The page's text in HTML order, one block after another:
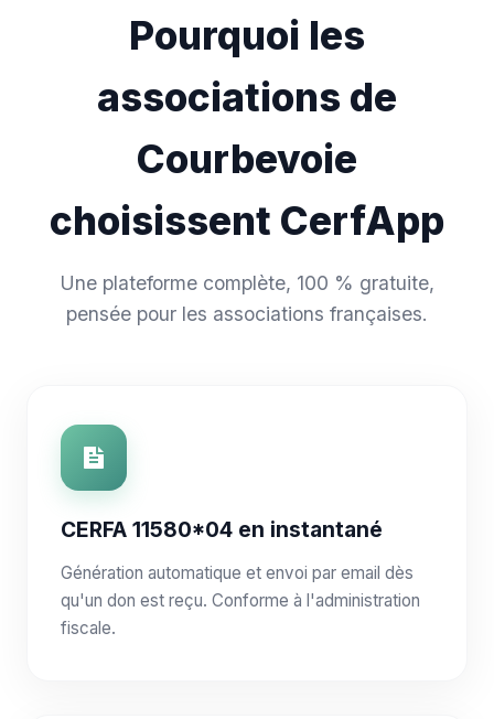
Pourquoi les
associations de
Courbevoie
choisissent CerfApp
Une plateforme complète, 100 % gratuite,
pensée pour les associations françaises.
CERFA 11580*04 en instantané
Génération automatique et envoi par email dès
qu'un don est reçu. Conforme à l'administration
fiscale.